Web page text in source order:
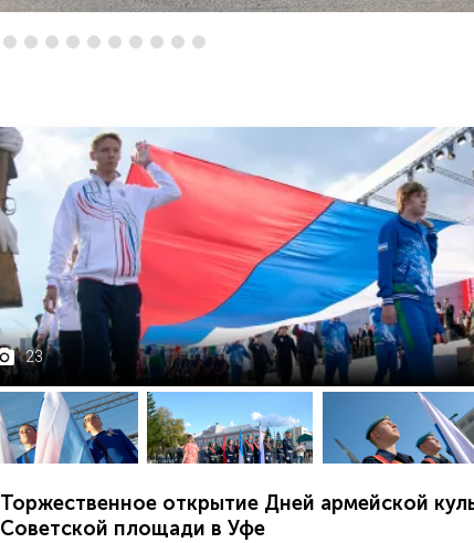
23
Торжественное открытие Дней армейской
Советской площади в Уфе